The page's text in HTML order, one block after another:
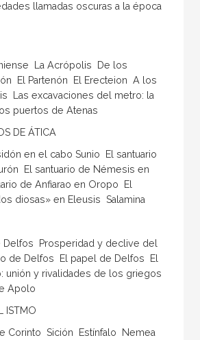
llamadas oscuras a la época
 La Acrópolis  De los
 El Partenón  El Erecteion  A los
 Las excavaciones del metro: la
puertos de Atenas
DE ÁTICA
en el cabo Sunio  El santuario
 El santuario de Némesis en
de Anfiarao en Oropo  El
diosas» en Eleusis  Salamina
Delfos  Prosperidad y declive del
de Delfos  El papel de Delfos  El
unión y rivalidades de los griegos 
Apolo
ISTMO
Corinto  Sición  Estínfalo  Nemea